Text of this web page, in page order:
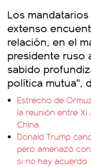
Los
extenso
relación, en el
presidente ruso
sabido
política mutua",
Estrecho de
la reunión entre Xi
China
Donald Trump
pero amenazó
si no hay acuerdo